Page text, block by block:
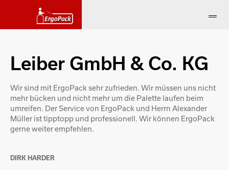
Leiber GmbH & Co. KG
Wir sind mit ErgoPack sehr zufrieden. Wir müssen uns nicht
mehr bücken und nicht mehr um die Palette laufen beim
umreifen. Der Service von ErgoPack und Herrn Alexander
Müller ist tipptopp und professionell. Wir können ErgoPack
gerne weiter empfehlen.
DIRK HARDER